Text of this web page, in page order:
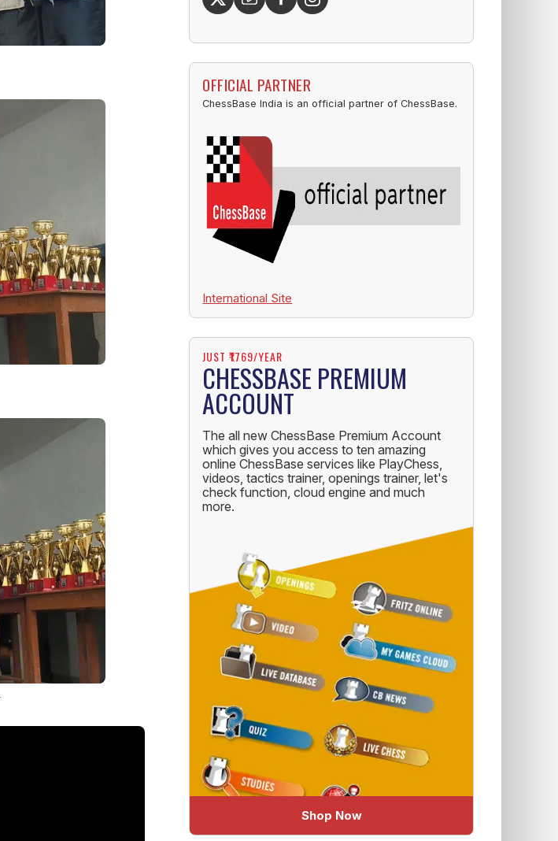
OFFICIAL PARTNER
ChessBase India is an official partner of ChessBase.
International Site
JUST ₹1769/YEAR
CHESSBASE PREMIUM
ACCOUNT
The all new ChessBase Premium Account
which gives you access to ten amazing
online ChessBase services like PlayChess,
videos, tactics trainer, openings trainer, let's
check function, cloud engine and much
more.
Shop Now